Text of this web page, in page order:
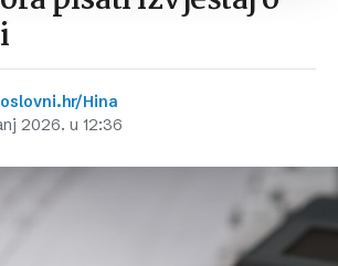
Hina
2026. u 12:36